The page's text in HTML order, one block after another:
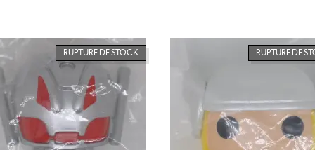
RUPTURE DE STOCK RUPTURE DE